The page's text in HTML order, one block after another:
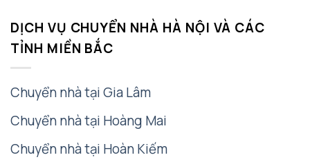
DỊCH VỤ CHUYỂN NHÀ HÀ NỘI VÀ CÁC
TỈNH MIỀN BẮC
Chuyển nhà tại Gia Lâm
Chuyển nhà tại Hoàng Mai
Chuyển nhà tại Hoàn Kiếm